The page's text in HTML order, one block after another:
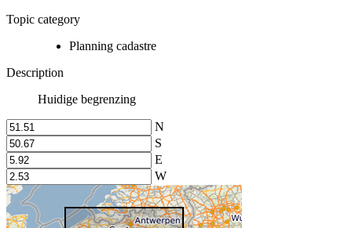
Topic category
Planning cadastre
Description
Huidige begrenzing
N
S
E
W